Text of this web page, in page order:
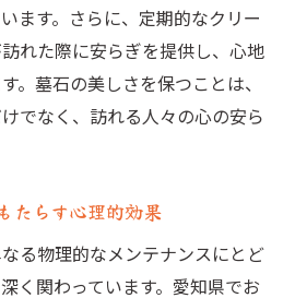
よる安心のサービス
されるクリーニング業者
を通じて愛知県の歴史を未来
愛知県の歴史を守る
財保護とクリーニング
ます。さらに、定期的なクリー
れた際に安らぎを提供し、心地
。墓石の美しさを保つことは、
でなく、訪れる人々の心の安ら
たらす心理的効果
る物理的なメンテナンスにとど
く関わっています。愛知県でお